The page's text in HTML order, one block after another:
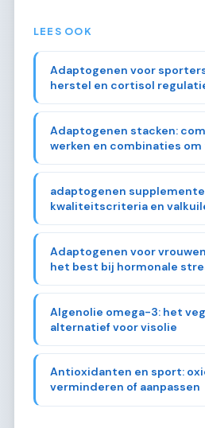
LEES OOK
Adaptogenen voor
herstel en cortisol
Adaptogenen stacken:
werken en combinaties
adaptogenen
kwaliteitscriteria en
Adaptogenen voor
het best bij hormonale
Algenolie omega-3: het
alternatief voor visolie
Antioxidanten en sport:
verminderen of aanpassen